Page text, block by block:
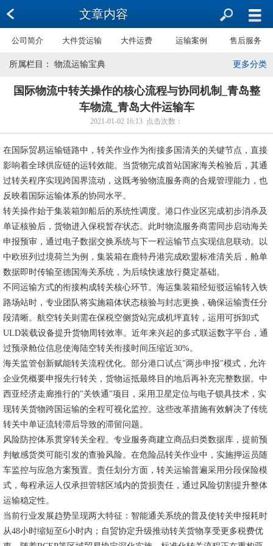
文章内容
公司简介 大件货运输 大件运费 运输案例 售后服务
更多分类
所属栏目： 物流运输宝典
国际物流中转关操作的核心流程与协同机制_青岛整
车物流_青岛大件运输车
2021-01-02 16:13 点击次数：
在国际贸易运输链路中，转关作业作为衔接多国清关的关键节点，直接
影响着全球供应链的运转效能。当货物完成首站国家海关检验后，其通
过转关程序实现跨国界流动，这既考验物流服务商的合规管理能力，也
反映着国际运输体系的协同水平。
转关操作始于集装箱卸船后的系统性调度。港口作业区完成初步消杀及
单证核验后，货物进入保税暂存状态。此时物流服务商需同步启动海关
申报预审，通过电子数据交换系统与下一程运输节点实现信息联动。以
中欧班列过境荷兰为例，集装箱在鹿特丹港完成欧盟标准清关后，舱单
数据即时传输至德国海关系统，为后续快速放行奠定基础。
不同运输方式的衔接构成转关核心环节。海运集装箱经短驳运输转入铁
路场站时，专业团队将实施箱体状态核验与封志更换，确保运输责任分
段清晰。航空转关则需在保税空侧货站完成机坪直转，运用可拆卸式
ULD装载设备提升货物周转效率。近年来兴起的多式联运数字平台，通
过预录舱位信息使海陆空转关衔接时间压缩近30%。
海关监管创新赋能转关流程优化。部分港口试点"两步申报"模式，允许
企业凭概要申报先行转关，货物运抵最终目的地后再补充完整数据。中
西亚经济走廊推行的"关铁通"项目，采用卫星定位与电子锁具技术，实
现转关货物跨国运输的全程可视化监控。这些改革措施有效解决了传统
转关中单证流转滞后导致的滞留问题。
风险防控体系贯穿转关全程。专业服务商建立商品归类数据库，提前预
判敏感货类可能引发的查验风险。在危险品转关作业中，实施押运员随
车监控与应急方案预置。责任划分方面，转关运输普遍采用分段保险模
式，每程承运人仅承担管辖区域内的货损责任，通过风险切割提升整体
运输稳定性。
当前行业发展趋势呈现两大特征：智能通关系统的普及使转关申报耗时
从48小时缩短至6小时内；自贸协定升级推动转关货物享受更多税费优